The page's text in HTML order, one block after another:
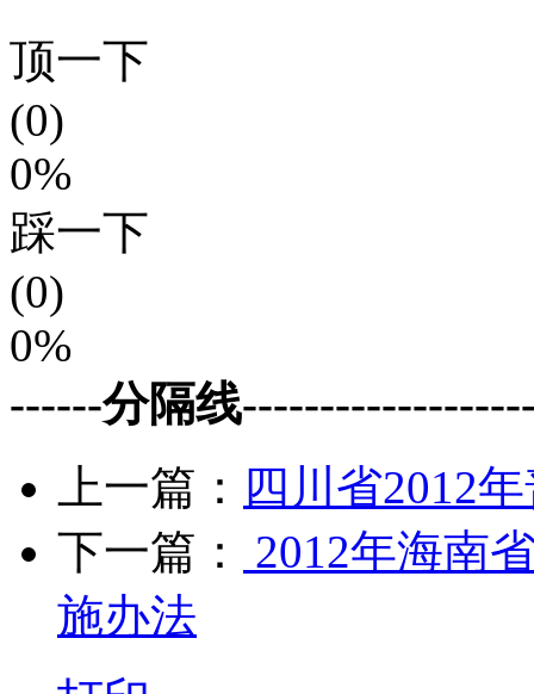
顶一下
(0)
0%
踩一下
(0)
0%
------分隔线
上一篇： 四川省2012
下一篇：
2012年海南
施办法